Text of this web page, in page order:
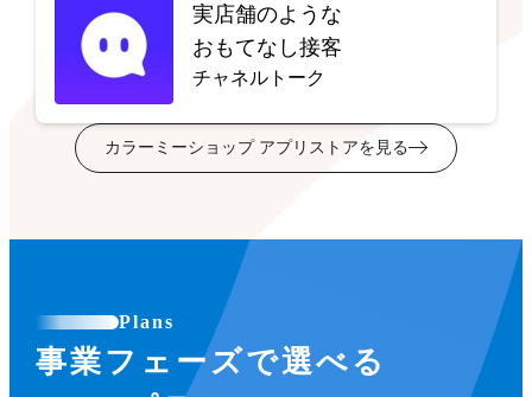
実店舗のような
おもてなし接客
チャネルトーク
カラーミーショップ アプリストアを見る
Plans
事業フェーズで選べる